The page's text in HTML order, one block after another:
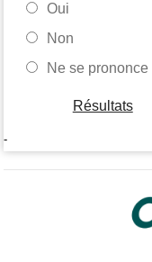
Oui
Non
Ne se prononce
Résultats
-